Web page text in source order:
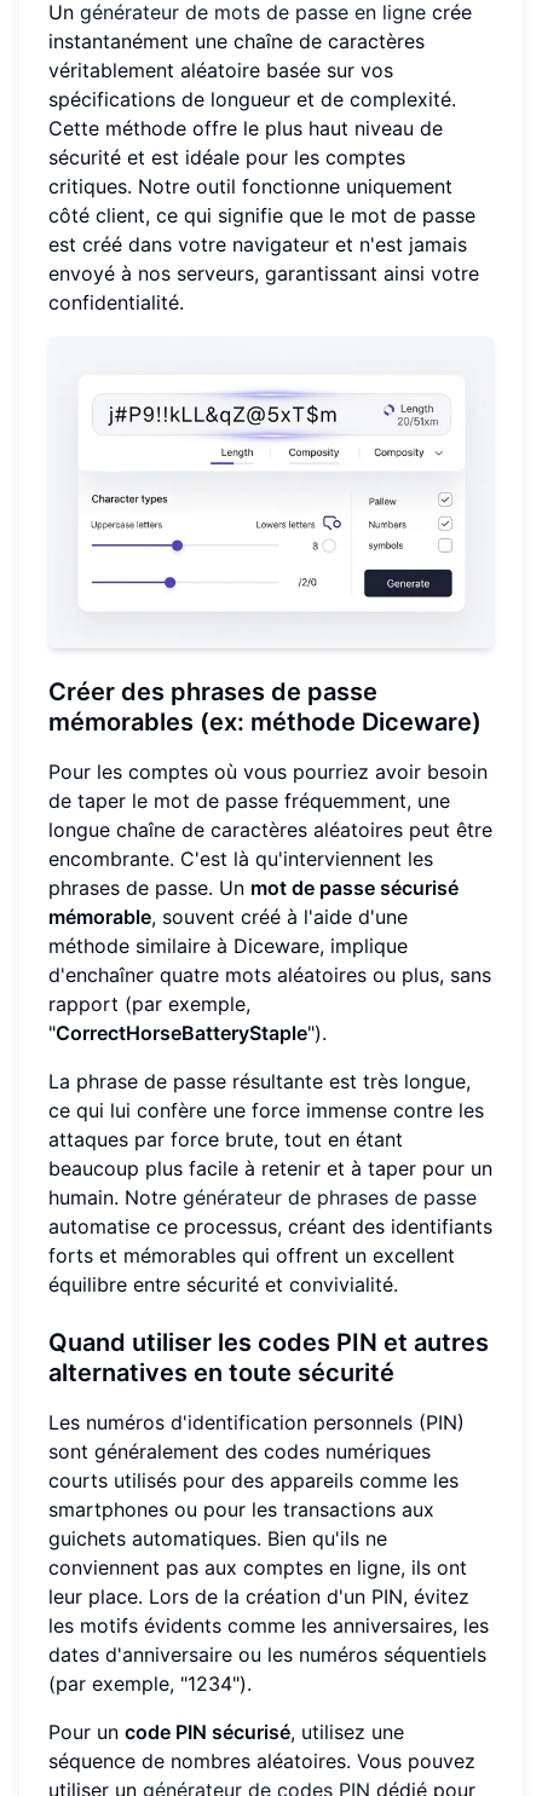
Un générateur de mots de passe en ligne crée
instantanément une chaîne de caractères
véritablement aléatoire basée sur vos
spécifications de longueur et de complexité.
Cette méthode offre le plus haut niveau de
sécurité et est idéale pour les comptes
critiques. Notre outil fonctionne uniquement
côté client, ce qui signifie que le mot de passe
est créé dans votre navigateur et n'est jamais
envoyé à nos serveurs, garantissant ainsi votre
confidentialité.
Créer des phrases de passe
mémorables (ex: méthode Diceware)
Pour les comptes où vous pourriez avoir besoin
de taper le mot de passe fréquemment, une
longue chaîne de caractères aléatoires peut être
encombrante. C'est là qu'interviennent les
phrases de passe. Un mot de passe sécurisé
mémorable, souvent créé à l'aide d'une
méthode similaire à Diceware, implique
d'enchaîner quatre mots aléatoires ou plus, sans
rapport (par exemple,
"CorrectHorseBatteryStaple").
La phrase de passe résultante est très longue,
ce qui lui confère une force immense contre les
attaques par force brute, tout en étant
beaucoup plus facile à retenir et à taper pour un
humain. Notre générateur de phrases de passe
automatise ce processus, créant des identifiants
forts et mémorables qui offrent un excellent
équilibre entre sécurité et convivialité.
Quand utiliser les codes PIN et autres
alternatives en toute sécurité
Les numéros d'identification personnels (PIN)
sont généralement des codes numériques
courts utilisés pour des appareils comme les
smartphones ou pour les transactions aux
guichets automatiques. Bien qu'ils ne
conviennent pas aux comptes en ligne, ils ont
leur place. Lors de la création d'un PIN, évitez
les motifs évidents comme les anniversaires, les
dates d'anniversaire ou les numéros séquentiels
(par exemple, "1234").
Pour un code PIN sécurisé, utilisez une
séquence de nombres aléatoires. Vous pouvez
utiliser un générateur de codes PIN dédié pour